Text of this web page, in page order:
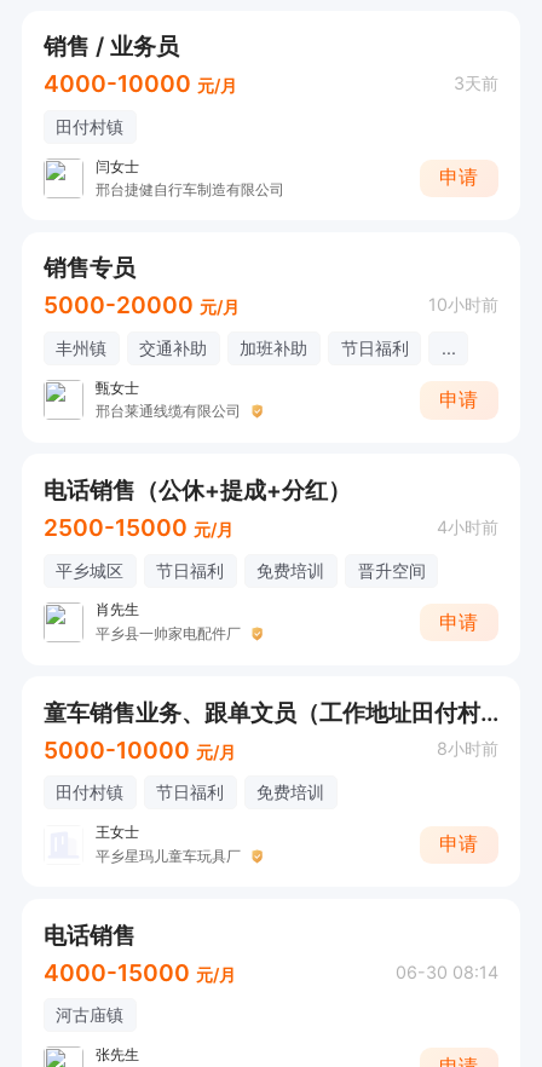
销售 / 业务员
4000-10000 元/月 3天前
田付村镇
闫女士
邢台捷健自行车制造有限公司
申请
销售专员
5000-20000 元/月 10小时前
丰州镇 交通补助 加班补助 节日福利 ...
甄女士
邢台莱通线缆有限公司
申请
电话销售（公休+提成+分红）
2500-15000 元/月 4小时前
平乡城区 节日福利 免费培训 晋升空间
肖先生
平乡县一帅家电配件厂
申请
童车销售业务、跟单文员（工作地址田付村镇）
5000-10000 元/月 8小时前
田付村镇 节日福利 免费培训
王女士
平乡星玛儿童车玩具厂
申请
电话销售
4000-15000 元/月 06-30 08:14
河古庙镇
张先生